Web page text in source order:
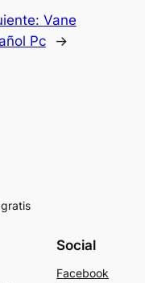
Vane
Pc
→
Social
Facebook